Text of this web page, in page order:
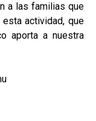
a las familias que
actividad, que
aporta a nuestra